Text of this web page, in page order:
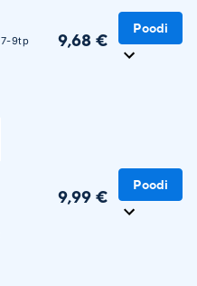
7-9tp 9,68 €
Poodi
9,99 €
Poodi